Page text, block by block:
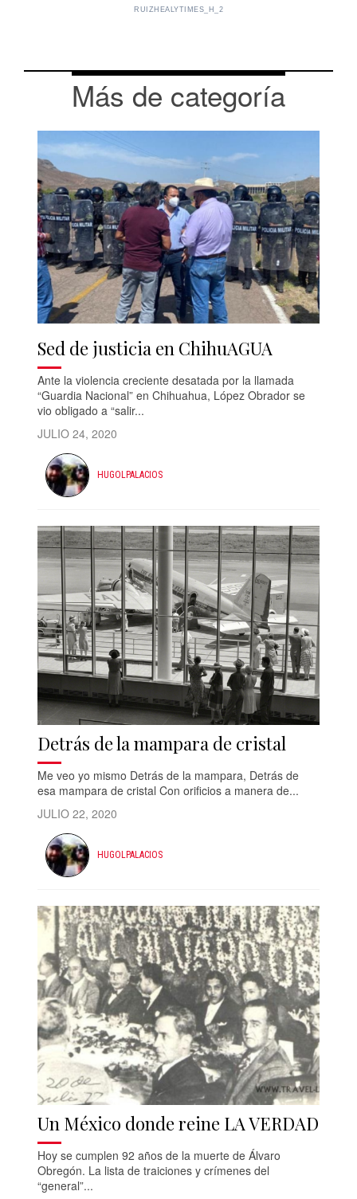
RUIZHEALYTIMES_H_2
Más de categoría
Sed de justicia en ChihuAGUA
Ante la violencia creciente desatada por la llamada
“Guardia Nacional” en Chihuahua, López Obrador se
vio obligado a “salir...
JULIO 24, 2020
HUGOLPALACIOS
Detrás de la mampara de cristal
Me veo yo mismo Detrás de la mampara, Detrás de
esa mampara de cristal Con orificios a manera de...
JULIO 22, 2020
HUGOLPALACIOS
Un México donde reine LA VERDAD
Hoy se cumplen 92 años de la muerte de Álvaro
Obregón. La lista de traiciones y crímenes del
“general”...